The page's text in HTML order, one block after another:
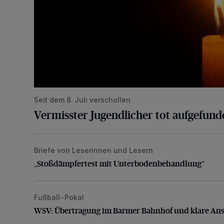
Seit dem 8. Juli verschollen
Vermisster Jugendlicher tot
„Stoßdämpfertest mit Unterbodenbehandlung“
Briefe von Leserinnen und Lesern
„Stoßdämpfertest mit Unterbodenbehandlung“
WSV: Übertragung im Barmer Bahnhof und klare
Fußball-Pokal
WSV: Übertragung im Barmer Bahnhof und klare